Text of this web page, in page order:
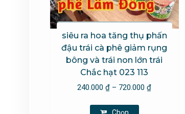
siêu ra hoa tăng thụ phấn
đậu trái cà phê giảm rụng
bông và trái non lớn trái
Chắc hạt 023 113
240.000₫ – 720.000₫Khoảng
Sản